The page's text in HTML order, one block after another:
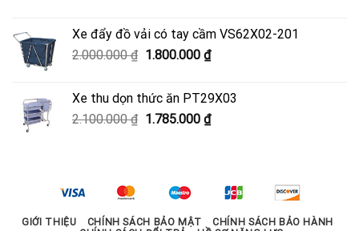
950.000 ₫.là:
600.000 ₫.
Xe đẩy đồ vải có tay cầm VS62X02-201
2.000.000₫ Giá
2.000.000 ₫.
1.800.000 ₫Giá
là:
1.800.000 ₫.
Xe thu dọn thức ăn PT29X03
2.100.000₫ Giá
1.785.000 ₫Giá
1.785.000 ₫.
GIỚI THIỆU CHÍNH SÁCH BẢO MẬT
CHÍNH SÁCH BẢO HÀNH